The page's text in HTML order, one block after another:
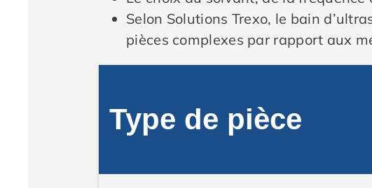
Selon Solutions Trexo, le bain
pièces complexes par rapport aux
Type de pièce